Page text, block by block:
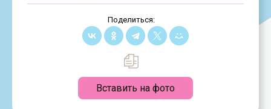
Поделиться:
Вставить на фото